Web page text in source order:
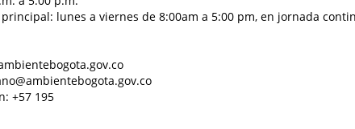
lunes a viernes de 8:00am a 5:00 pm, en jornada
+57 195